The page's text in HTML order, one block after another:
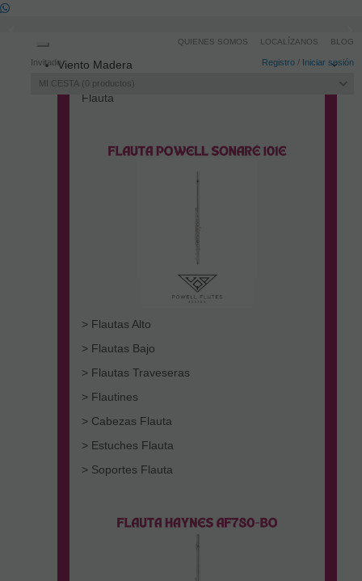
Invitado Registro / Iniciar sesión
MI CESTA 0 productos
QUIENES SOMOS LOCALÍZANOS BLOG
navigation
Viento Madera
Flauta
> Flautas Alto
> Flautas Bajo
> Flautas Traveseras
> Flautines
> Cabezas Flauta
> Estuches Flauta
> Soportes Flauta